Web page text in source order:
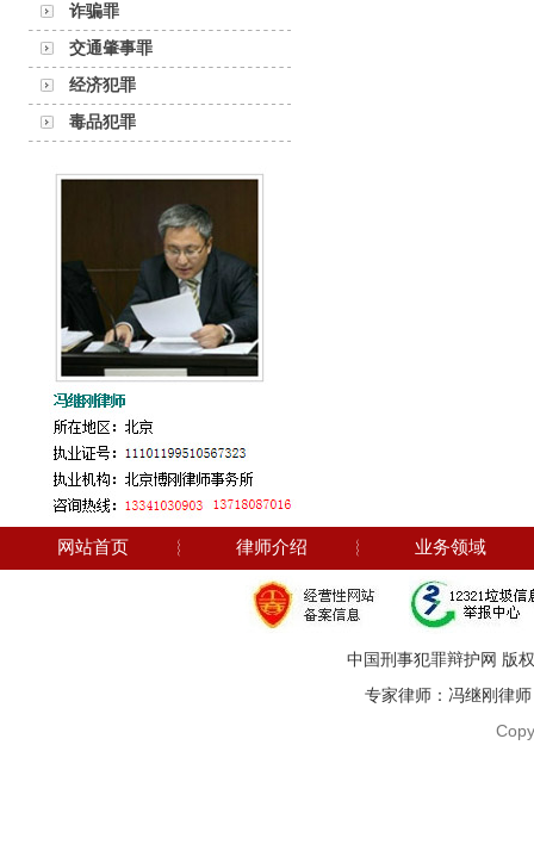
诈骗罪
交通肇事罪
经济犯罪
毒品犯罪
网站首页 ︴ 律师介绍 ︴ 业务领域
中国刑事犯罪辩护网 版
专家律师：冯继刚律